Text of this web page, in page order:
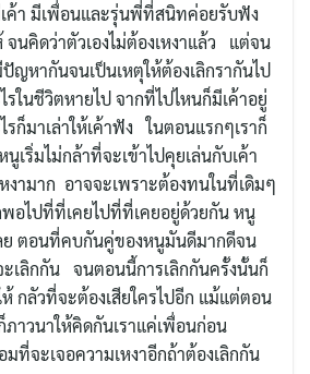
ค้า มีเพื่อนและรุ่นพี่ที่สนิทค่อยรับฟัง
จนคิดว่าตัวเองไม่ต้องเหงาแล้ว แต่จน
ญหากันจนเป็นเหตุให้ต้องเลิกรากันไป
ในชีวิตหายไป จากที่ไปไหนก็มีเค้าอยู่
ก็มาเล่าให้เค้าฟัง ในตอนแรกๆเราก็
เริ่มไม่กล้าที่จะเข้าไปคุยเล่นกับเค้า
ามาก อาจจะเพราะต้องทนในที่เดิมๆ
อไปที่ที่เคยไปที่ที่เคยอยู่ด้วยกัน หนู
ย ตอนที่คบกันคู่ของหนูมันดีมากดีจน
ะเลิกกัน จนตอนนี้การเลิกกันครั้งนั้นก็
กลัวที่จะต้องเสียใครไปอีก แม้แต่ตอน
ภาวนาให้คิดกันเราแค่เพื่อนก่อน
ที่จะเจอความเหงาอีกถ้าต้องเลิกกัน